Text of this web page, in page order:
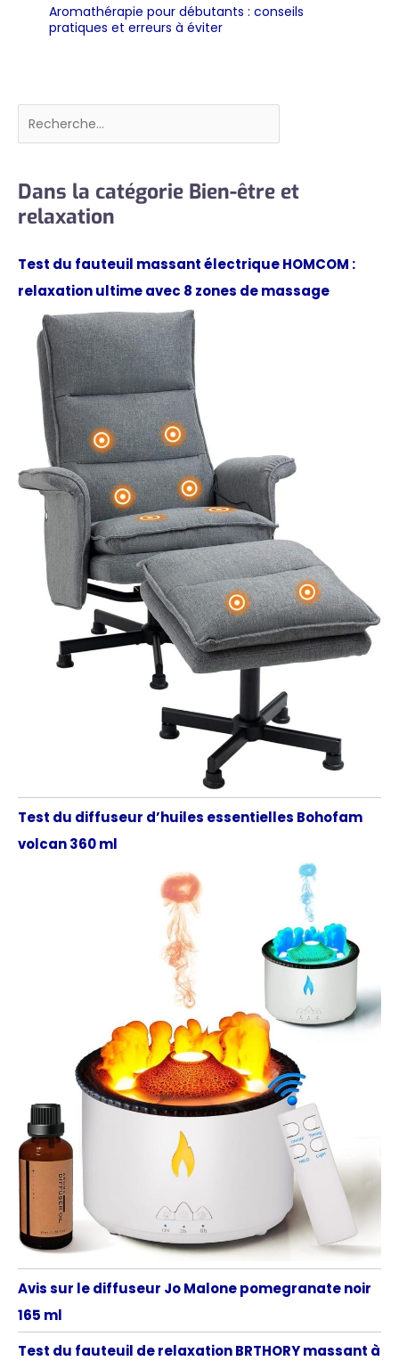
Aromathérapie pour débutants : conseils
pratiques et erreurs à éviter
Rechercher
Dans la catégorie Bien-être et
relaxation
Test du fauteuil massant électrique HOMCOM :
relaxation ultime avec 8 zones de massage
Test du diffuseur d’huiles essentielles Bohofam
volcan 360 ml
Avis sur le diffuseur Jo Malone pomegranate noir
165 ml
Test du fauteuil de relaxation BRTHORY massant à